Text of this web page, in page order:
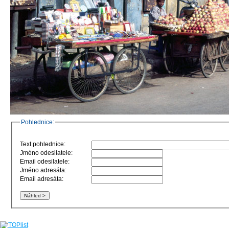
Pohlednice:
Text pohlednice:
Jméno odesilatele:
Email odesilatele:
Jméno adresáta:
Email adresáta: